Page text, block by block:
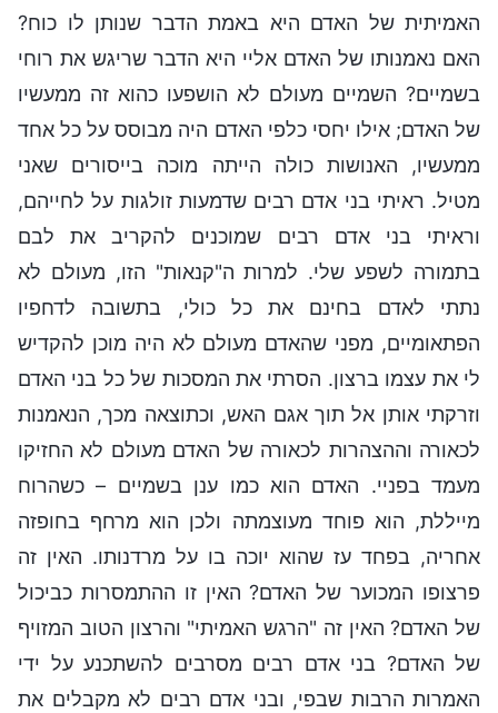
האמיתית של האדם היא באמת הדבר שנותן לו כוח?
האם נאמנותו של האדם אליי היא הדבר שריגש את רוחי
בשמיים? השמיים מעולם לא הושפעו כהוא זה ממעשיו
של האדם; אילו יחסי כלפי האדם היה מבוסס על כל אחד
ממעשיו, האנושות כולה הייתה מוכה בייסורים שאני
מטיל. ראיתי בני אדם רבים שדמעות זולגות על לחייהם,
וראיתי בני אדם רבים שמוכנים להקריב את לבם
בתמורה לשפע שלי. למרות ה"קנאות" הזו, מעולם לא
נתתי לאדם בחינם את כל כולי, בתשובה לדחפיו
הפתאומיים, מפני שהאדם מעולם לא היה מוכן להקדיש
לי את עצמו ברצון. הסרתי את המסכות של כל בני האדם
וזרקתי אותן אל תוך אגם האש, וכתוצאה מכך, הנאמנות
לכאורה וההצהרות לכאורה של האדם מעולם לא החזיקו
מעמד בפניי. האדם הוא כמו ענן בשמיים – כשהרוח
מייללת, הוא פוחד מעוצמתה ולכן הוא מרחף בחופזה
אחריה, בפחד עז שהוא יוכה בו על מרדנותו. האין זה
פרצופו המכוער של האדם? האין זו ההתמסרות כביכול
של האדם? האין זה "הרגש האמיתי" והרצון הטוב המזויף
של האדם? בני אדם רבים מסרבים להשתכנע על ידי
האמרות הרבות שבפי, ובני אדם רבים לא מקבלים את